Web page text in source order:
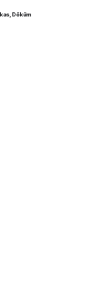
, Döküm